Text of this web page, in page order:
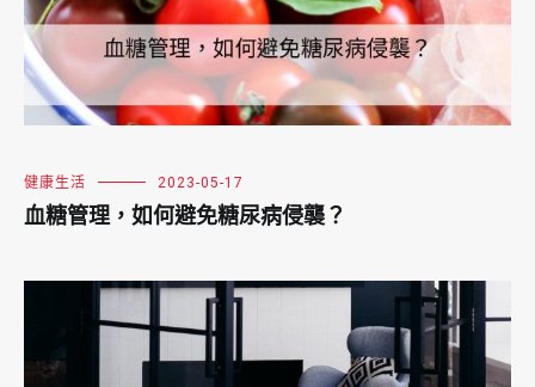
健康生活 2023-05-17
血糖管理，如何避免糖尿病侵襲？